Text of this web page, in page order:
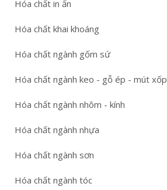
Hóa chất in ấn
Hóa chất khai khoáng
Hóa chất ngành gốm sứ
Hóa chất ngành keo - gỗ ép - mút xốp
Hóa chất ngành nhôm - kính
Hóa chất ngành nhựa
Hóa chất ngành sơn
Hóa chất ngành tóc